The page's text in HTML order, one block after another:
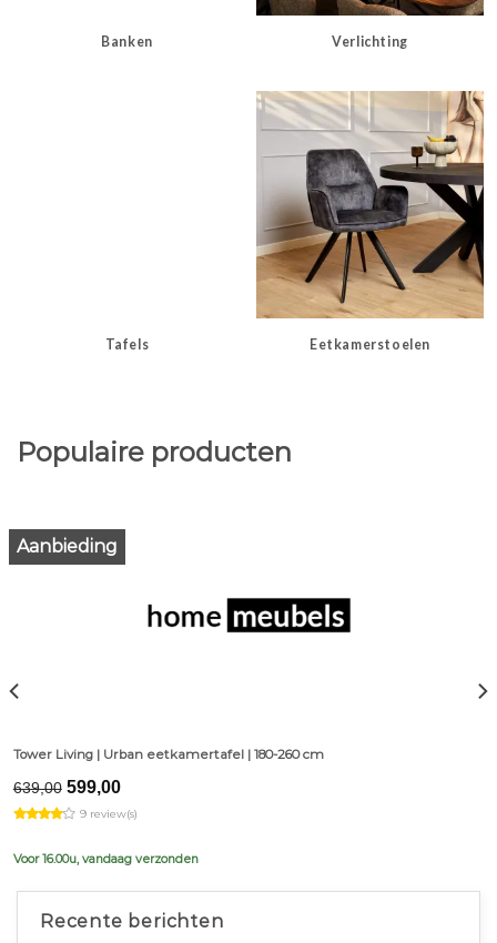
Banken Verlichting
Tafels Eetkamerstoelen
Populaire producten
Aanbieding
Tower Living | Urban eetkamertafel | 180-260 cm
639,00 Original
price
was:
599,00Current
is:
9 review(s)
Voor 16.00u, vandaag verzonden
Recente berichten